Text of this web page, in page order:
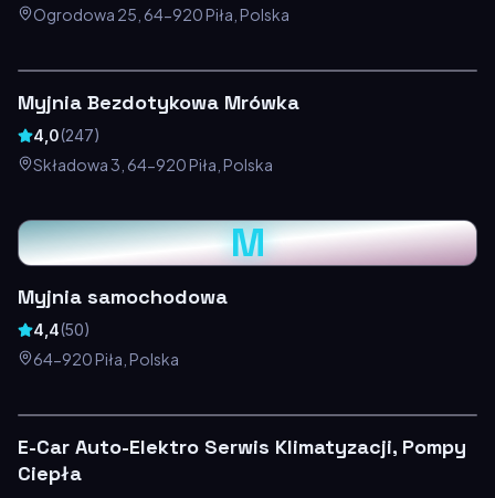
Ogrodowa 25, 64-920 Piła, Polska
Myjnia Bezdotykowa Mrówka
4,0(247)
Składowa 3, 64-920 Piła, Polska
M
Myjnia samochodowa
4,4(50)
64-920 Piła, Polska
E-Car Auto-Elektro Serwis Klimatyzacji, Pompy
Ciepła